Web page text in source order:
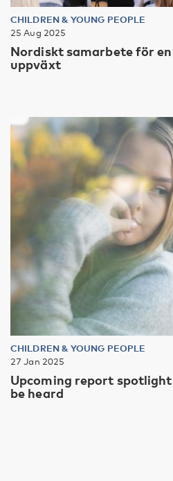
CHILDREN & YOUNG PEOPLE
25 Aug 2025
Nordiskt samarbete för
uppväxt
CHILDREN & YOUNG PEOPLE
27 Jan 2025
Upcoming report
be heard